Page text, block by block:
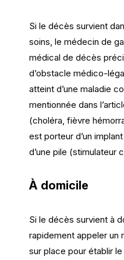
Si le décès survient
soins, le médecin de
médical de décès
d’obstacle médico-
atteint d’une maladie
mentionnée dans
(choléra, fièvre
est porteur d’un
d’une pile (stimulateur
À domicile
Si le décès survient à
rapidement appeler un
sur place pour établir